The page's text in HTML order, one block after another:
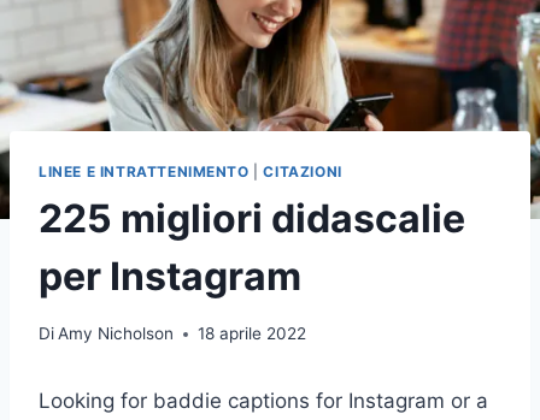
LINEE E INTRATTENIMENTO |CITAZIONI
225 migliori didascalie
per Instagram
DiAmy Nicholson 18 aprile 2022
Looking for baddie captions for Instagram or a